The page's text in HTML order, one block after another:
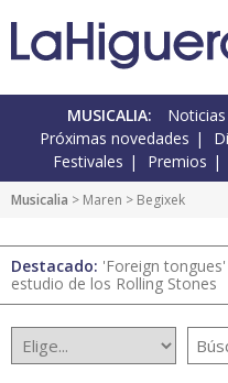
MUSICALIA:
Próximas novedades
Festivales
Premios
Musicalia > Maren > Begixek
Destacado: 'Foreign
estudio de los Rolling Stones